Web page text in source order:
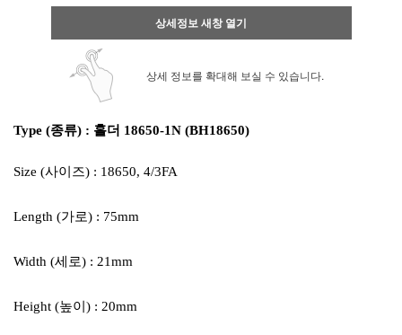
상세정보 새창 열기
상세 정보를 확대해 보실 수 있습니다.
Type (종류) : 홀더 18650-1N (BH18650)
Size (사이즈) : 18650, 4/3FA
Length (가로) : 75mm
Width (세로) : 21mm
Height (높이) : 20mm